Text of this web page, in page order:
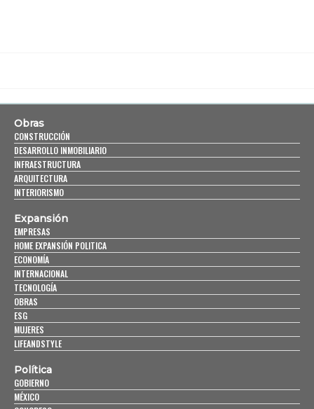
Obras
CONSTRUCCIÓN
DESARROLLO INMOBILIARIO
INFRAESTRUCTURA
ARQUITECTURA
INTERIORISMO
Expansión
EMPRESAS
HOME EXPANSIÓN POLITICA
ECONOMÍA
INTERNACIONAL
TECNOLOGÍA
OBRAS
ESG
MUJERES
LIFEANDSTYLE
Política
GOBIERNO
MÉXICO